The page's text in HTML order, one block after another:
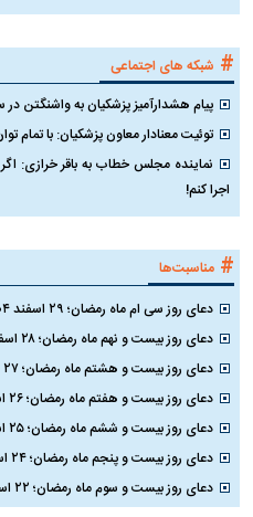
# شبکه های اجتماعی
پیام هشدارآمیز پزشکیان به واشنگتن در
توئیت معنادار معاون پزشکیان: با تمام
نماینده مجلس خطاب به باقر خرازی:
اجرا کنم!
# مناسبت‌ها
دعای روز سی ام ماه رمضان؛ ۲۹ اسفند ۱۴۰۴
دعای روز بیست و نهم ماه رمضان؛ ۲۸ اسفند ۱۴۰۴
دعای روز بیست و هشتم ماه رمضان؛ ۲۷ اسفند ۱۴۰۴
دعای روز بیست و هفتم ماه رمضان؛ ۲۶ اسفند ۱۴۰۴
دعای روز بیست و ششم ماه رمضان؛ ۲۵ اسفند ۱۴۰۴
دعای روز بیست و پنجم ماه رمضان؛ ۲۴ اسفند ۱۴۰۴
دعای روز بیست و سوم ماه رمضان؛ ۲۲ اسفند ۱۴۰۴